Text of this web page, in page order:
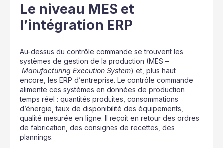
Le niveau MES et
l’intégration ERP
Au-dessus du contrôle commande se trouvent les
systèmes de gestion de la production (MES –
Manufacturing Execution System) et, plus haut
encore, les ERP d’entreprise. Le contrôle commande
alimente ces systèmes en données de production
temps réel : quantités produites, consommations
d’énergie, taux de disponibilité des équipements,
qualité mesurée en ligne. Il reçoit en retour des ordres
de fabrication, des consignes de recettes, des
plannings.